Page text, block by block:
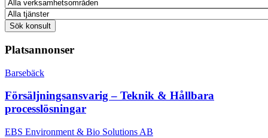
Platsannonser
Barsebäck
Försäljningsansvarig – Teknik & Hållbara
processlösningar
EBS Environment & Bio Solutions AB